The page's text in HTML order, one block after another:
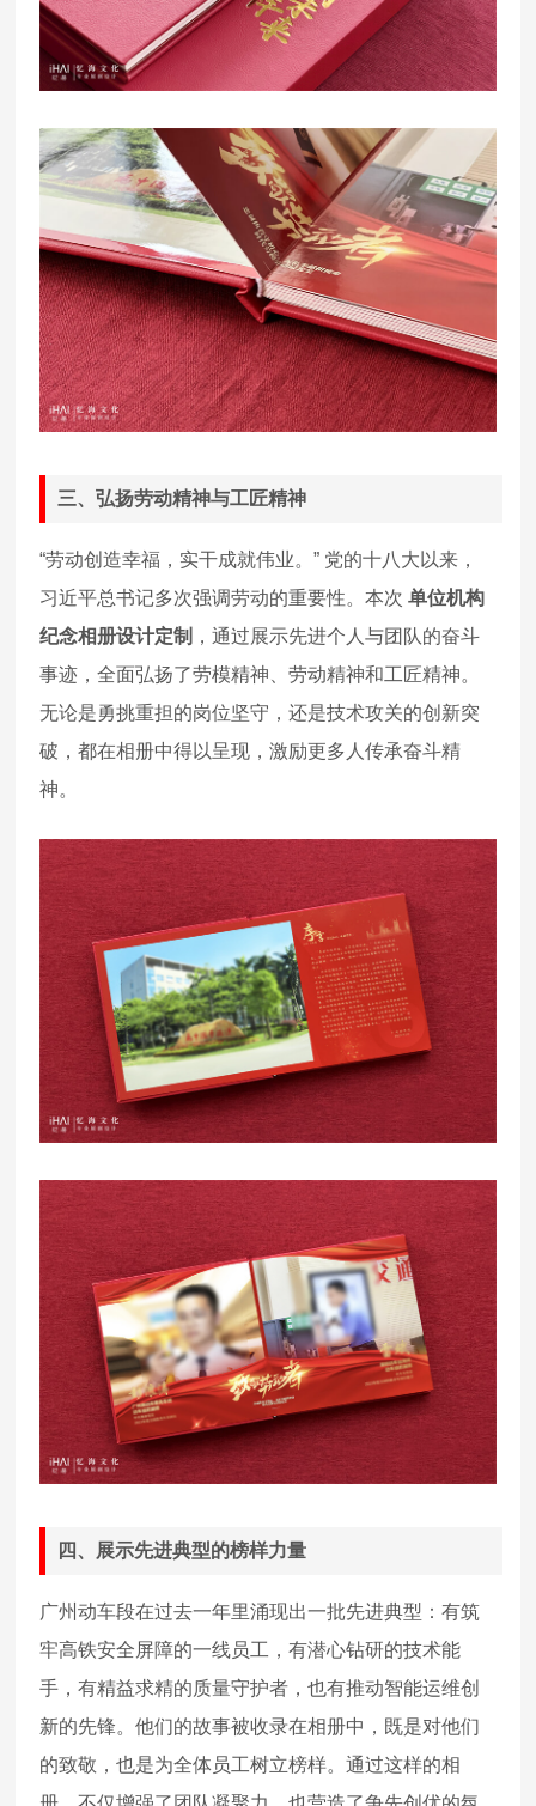
三、弘扬劳动精神与工匠精神
“劳动创造幸福，实干成就伟业。” 党的十八大以来，
习近平总书记多次强调劳动的重要性。本次单位机构
纪念相册设计定制 ，通过展示先进个人与团队的奋斗
事迹，全面弘扬了劳模精神、劳动精神和工匠精神。
无论是勇挑重担的岗位坚守，还是技术攻关的创新突
破，都在相册中得以呈现，激励更多人传承奋斗精
神。
四、展示先进典型的榜样力量
广州动车段在过去一年里涌现出一批先进典型：有筑
牢高铁安全屏障的一线员工，有潜心钻研的技术能
手，有精益求精的质量守护者，也有推动智能运维创
新的先锋。他们的故事被收录在相册中，既是对他们
的致敬，也是为全体员工树立榜样。通过这样的相